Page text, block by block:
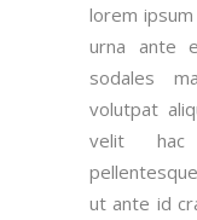
lorem
urna ante
sodales
volutpat
velit hac
ut ante id